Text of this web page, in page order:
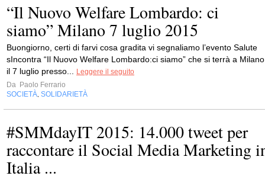
“Il Nuovo Welfare Lombardo: ci
siamo” Milano 7 luglio 2015
Buongiorno, certi di farvi cosa gradita vi segnaliamo l’evento Salute
sIncontra “Il Nuovo Welfare Lombardo:ci siamo” che si terrà a Milano
il 7 luglio presso...
Leggere il seguito
Da Paolo Ferrario
SOCIETÀ SOLIDARIETÀ
#SMMdayIT 2015: 14.000 tweet per
raccontare il Social Media Marketing
Italia ...